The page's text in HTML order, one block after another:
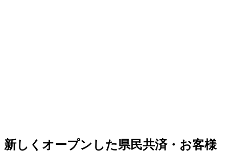
新しくオープンした県民共済・お客様